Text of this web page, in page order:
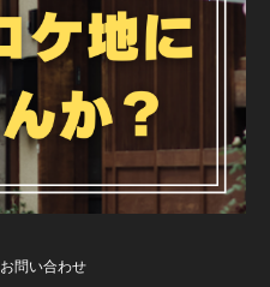
お問い合わせ